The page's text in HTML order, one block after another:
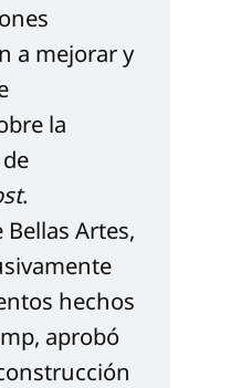
a mejorar y
la
.
Artes,
hechos
aprobó